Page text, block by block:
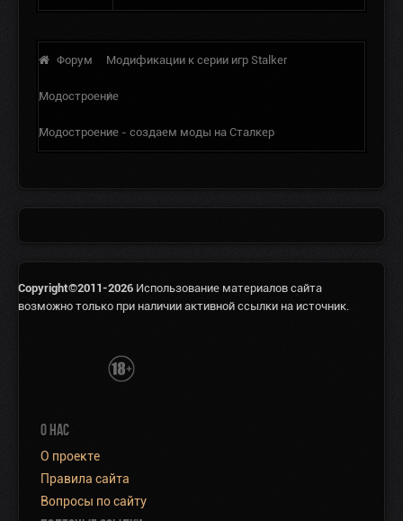
Форум Модификации к серии игр Stalker
Модостроение
Модостроение - создаем моды на Сталкер
Copyright©2011-2026 Использование материалов сайта
возможно только при наличии активной ссылки на источник.
О НАС
О проекте
Правила сайта
Вопросы по сайту